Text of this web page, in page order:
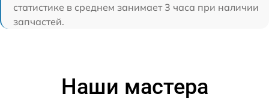
статистике в среднем занимает 3 часа при наличии
запчастей.
Наши мастера